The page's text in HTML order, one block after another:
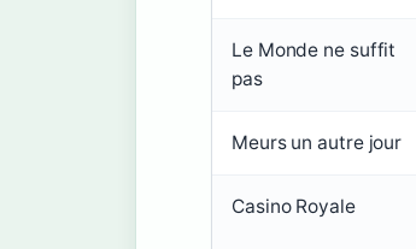
Le Monde ne suffit
pas
Meurs un autre jour
Casino Royale